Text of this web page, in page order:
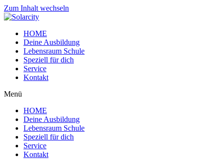
Zum Inhalt wechseln
HOME
Deine Ausbildung
Lebensraum Schule
Speziell für dich
Service
Kontakt
Menü
HOME
Deine Ausbildung
Lebensraum Schule
Speziell für dich
Service
Kontakt